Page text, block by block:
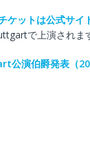
ットは公式サイ
で上演されま
演伯爵発表（